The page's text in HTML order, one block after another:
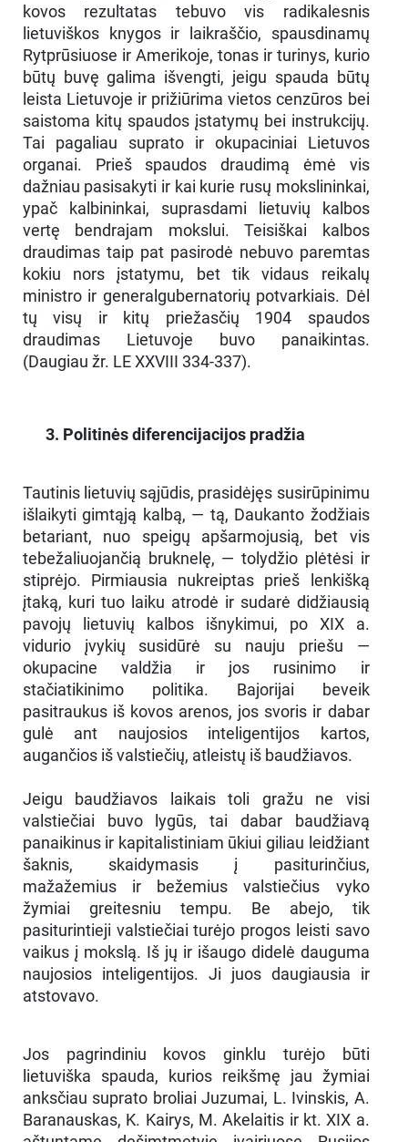
kovos rezultatas tebuvo vis radikalesnis
lietuviškos knygos ir laikraščio, spausdinamų
Rytprūsiuose ir Amerikoje, tonas ir turinys, kurio
būtų buvę galima išvengti, jeigu spauda būtų
leista Lietuvoje ir prižiūrima vietos cenzūros bei
saistoma kitų spaudos įstatymų bei instrukcijų.
Tai pagaliau suprato ir okupaciniai Lietuvos
organai. Prieš spaudos draudimą ėmė vis
dažniau pasisakyti ir kai kurie rusų mokslininkai,
ypač kalbininkai, suprasdami lietuvių kalbos
vertę bendrajam mokslui. Teisiškai kalbos
draudimas taip pat pasirodė nebuvo paremtas
kokiu nors įstatymu, bet tik vidaus reikalų
ministro ir generalgubernatorių potvarkiais. Dėl
tų visų ir kitų priežasčių 1904 spaudos
draudimas Lietuvoje buvo panaikintas.
(Daugiau žr. LE XXVIII 334-337).
3. Politinės diferencijacijos pradžia
Tautinis lietuvių sąjūdis, prasidėjęs susirūpinimu
išlaikyti gimtąją kalbą, — tą, Daukanto žodžiais
betariant, nuo speigų apšarmojusią, bet vis
tebežaliuojančią bruknelę, — tolydžio plėtėsi ir
stiprėjo. Pirmiausia nukreiptas prieš lenkišką
įtaką, kuri tuo laiku atrodė ir sudarė didžiausią
pavojų lietuvių kalbos išnykimui, po XIX a.
vidurio įvykių susidūrė su nauju priešu —
okupacine valdžia ir jos rusinimo ir
stačiatikinimo politika. Bajorijai beveik
pasitraukus iš kovos arenos, jos svoris ir dabar
gulė ant naujosios inteligentijos kartos,
augančios iš valstiečių, atleistų iš baudžiavos.
Jeigu baudžiavos laikais toli gražu ne visi
valstiečiai buvo lygūs, tai dabar baudžiavą
panaikinus ir kapitalistiniam ūkiui giliau leidžiant
šaknis, skaidymasis į pasiturinčius,
mažažemius ir bežemius valstiečius vyko
žymiai greitesniu tempu. Be abejo, tik
pasiturintieji valstiečiai turėjo progos leisti savo
vaikus į mokslą. Iš jų ir išaugo didelė dauguma
naujosios inteligentijos. Ji juos daugiausia ir
atstovavo.
Jos pagrindiniu kovos ginklu turėjo būti
lietuviška spauda, kurios reikšmę jau žymiai
anksčiau suprato broliai Juzumai, L. Ivinskis, A.
Baranauskas, K. Kairys, M. Akelaitis ir kt. XIX a.